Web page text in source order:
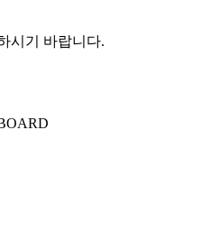
시기 바랍니다.